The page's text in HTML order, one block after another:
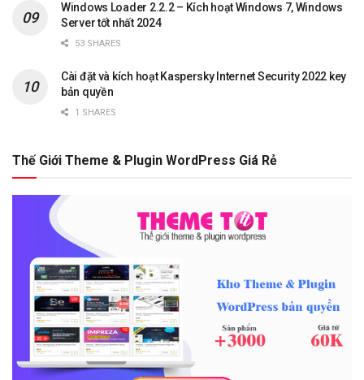
Windows Loader 2.2.2 – Kích hoạt Windows 7, Windows
Server tốt nhất 2024
53 SHARES
Cài đặt và kích hoạt Kaspersky Internet Security 2022 key
bản quyền
1 SHARES
Thế Giới Theme & Plugin WordPress Giá Rẻ